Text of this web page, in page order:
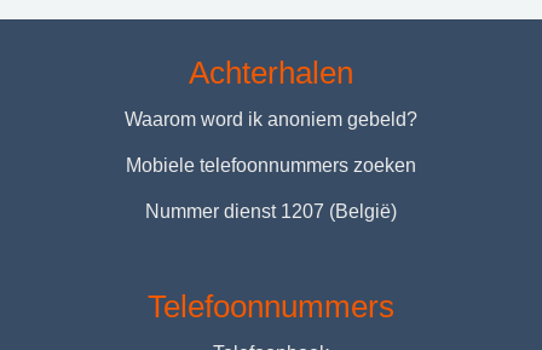
Achterhalen
Waarom word ik anoniem gebeld?
Mobiele telefoonnummers zoeken
Nummer dienst 1207 (België)
Telefoonnummers